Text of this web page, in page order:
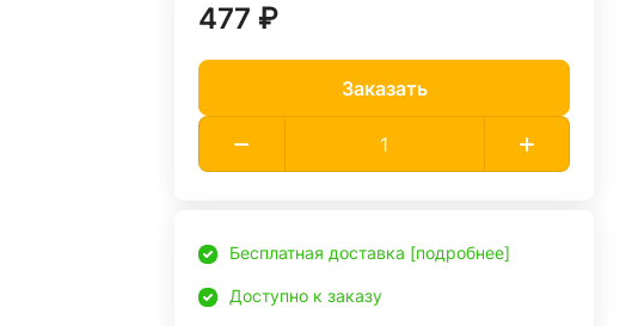
477 ₽
Заказать
Бесплатная доставка [подробнее]
Доступно к заказу